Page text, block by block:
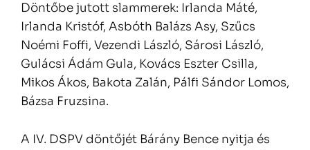
Döntőbe jutott slammerek: Irlanda Máté,
Irlanda Kristóf, Asbóth Balázs Asy, Szűcs
Noémi Foffi, Vezendi László, Sárosi László,
Gulácsi Ádám Gula, Kovács Eszter Csilla,
Mikos Ákos, Bakota Zalán, Pálfi Sándor Lomos,
Bázsa Fruzsina.
A IV. DSPV döntőjét Bárány Bence nyitja és